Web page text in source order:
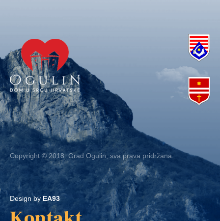
Copyright © 2018. Grad Ogulin, sva prava pridržana.
Design by EA93